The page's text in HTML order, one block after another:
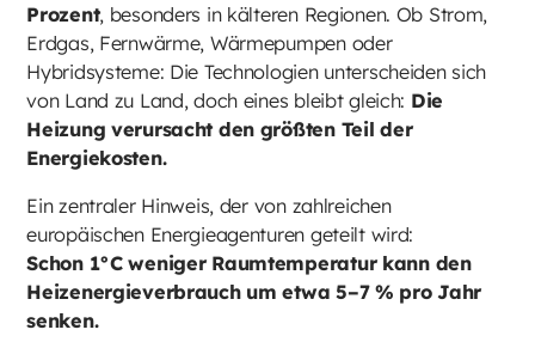
Prozent, besonders in kälteren Regionen. Ob Strom,
Erdgas, Fernwärme, Wärmepumpen oder
Hybridsysteme: Die Technologien unterscheiden sich
von Land zu Land, doch eines bleibt gleich: Die
Heizung verursacht den größten Teil der
Energiekosten.
Ein zentraler Hinweis, der von zahlreichen
europäischen Energieagenturen geteilt wird:
Schon 1°C weniger Raumtemperatur kann den
Heizenergieverbrauch um etwa 5–7 % pro Jahr
senken.